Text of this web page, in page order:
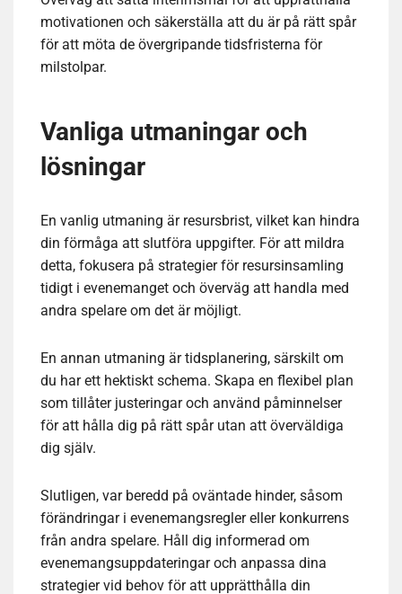
motivationen och säkerställa att du är på rätt spår
för att möta de övergripande tidsfristerna för
milstolpar.
Vanliga utmaningar och
lösningar
En vanlig utmaning är resursbrist, vilket kan hindra
din förmåga att slutföra uppgifter. För att mildra
detta, fokusera på strategier för resursinsamling
tidigt i evenemanget och överväg att handla med
andra spelare om det är möjligt.
En annan utmaning är tidsplanering, särskilt om
du har ett hektiskt schema. Skapa en flexibel plan
som tillåter justeringar och använd påminnelser
för att hålla dig på rätt spår utan att överväldiga
dig själv.
Slutligen, var beredd på oväntade hinder, såsom
förändringar i evenemangsregler eller konkurrens
från andra spelare. Håll dig informerad om
evenemangsuppdateringar och anpassa dina
strategier vid behov för att upprätthålla din